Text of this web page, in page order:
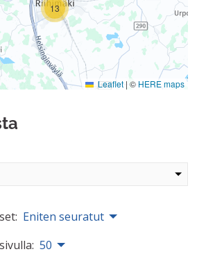
13
Leaflet | © HERE maps
Eniten seuratut
50